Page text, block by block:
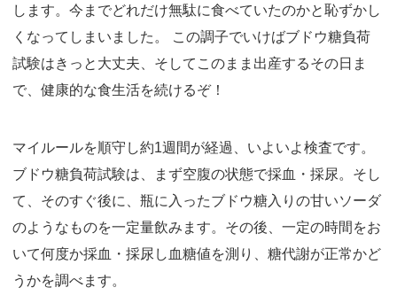
します。今までどれだけ無駄に食べていたのかと恥ずかし
くなってしまいました。 この調子でいけばブドウ糖負荷
試験はきっと大丈夫、そしてこのまま出産するその日ま
で、健康的な食生活を続けるぞ！
マイルールを順守し約1週間が経過、いよいよ検査です。
ブドウ糖負荷試験は、まず空腹の状態で採血・採尿。そし
て、そのすぐ後に、瓶に入ったブドウ糖入りの甘いソーダ
のようなものを一定量飲みます。その後、一定の時間をお
いて何度か採血・採尿し血糖値を測り、糖代謝が正常かど
うかを調べます。